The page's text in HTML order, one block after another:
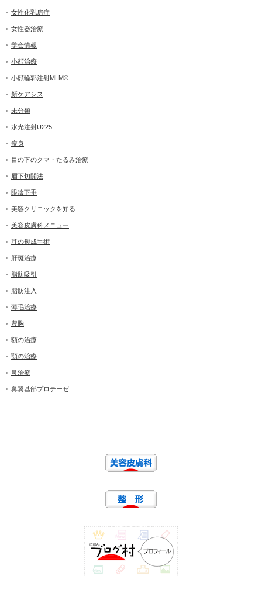
女性化乳房症
女性器治療
学会情報
小顔治療
小顔輪郭注射MLM®
新ケアシス
未分類
水光注射U225
痩身
目の下のクマ・たるみ治療
眉下切開法
眼瞼下垂
美容クリニックを知る
美容皮膚科メニュー
耳の形成手術
肝斑治療
脂肪吸引
脂肪注入
薄毛治療
豊胸
額の治療
顎の治療
鼻治療
鼻翼基部プロテーゼ